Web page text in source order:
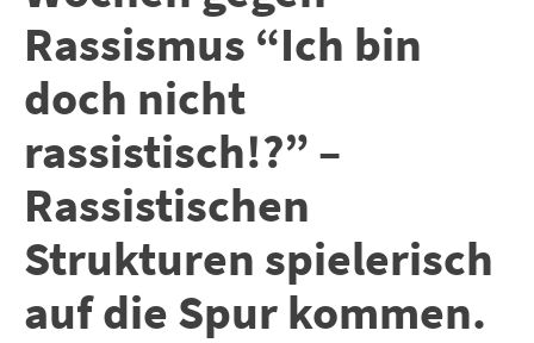
Rassismus “Ich bin
doch nicht
rassistisch!?” –
Rassistischen
Strukturen spielerisch
auf die Spur kommen.